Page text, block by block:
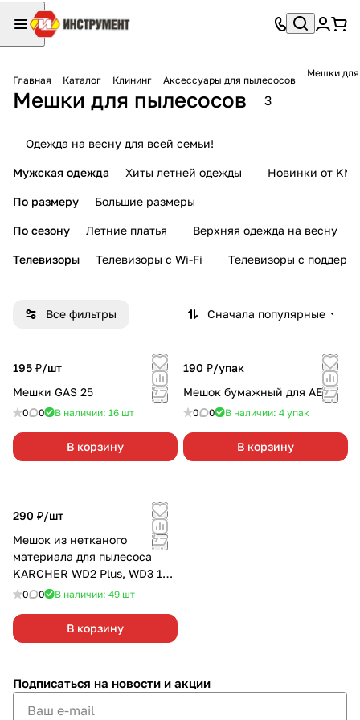
Главная Каталог Клининг Аксессуары для пылесосов
Мешки
Мешки для пылесосов 3
Одежда на весну для всей семьи!
Мужская одежда Хиты летней одежды Новинки от KMI
По размеру Большие размеры
По сезону Летние платья Верхняя одежда на весну
Телевизоры Телевизоры с Wi-Fi Телевизоры с
Все фильтры Сначала популярные
195 ₽/шт
Мешки GAS 25
0 0 В наличии: 16 шт
В корзину
190 ₽/упак
Мешок бумажный для AEG
0 0 В наличии: 4 упак
В корзину
290 ₽/шт
Мешок из нетканого
материала для пылесоса
KARCHER WD2 Plus, WD3 1
шт
0 0 В наличии: 49 шт
В корзину
Подписаться на новости и акции